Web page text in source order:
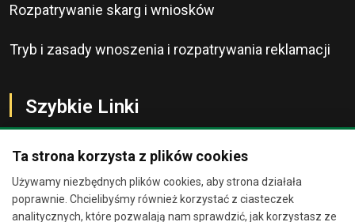
Rozpatrywanie skarg i wniosków
Tryb i zasady wnoszenia i rozpatrywania reklamacji
Szybkie Linki
O Banku
Ta strona korzysta z plików cookies
Używamy niezbędnych plików cookies, aby strona działała
poprawnie. Chcielibyśmy również korzystać z ciasteczek
analitycznych, które pozwalają nam sprawdzić, jak korzystasz ze
Chat